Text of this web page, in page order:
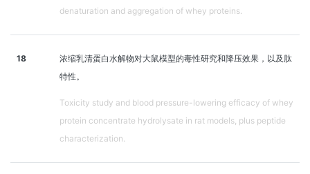
denaturation and aggregation of whey proteins.
18
浓缩乳清蛋白水解物对大鼠模型的毒性研究和降压效果，以及肽
特性。
Toxicity study and blood pressure-lowering efficacy of whey
protein concentrate hydrolysate in rat models, plus peptide
characterization.